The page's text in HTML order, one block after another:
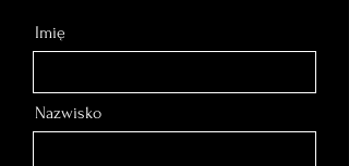
Imię
Nazwisko